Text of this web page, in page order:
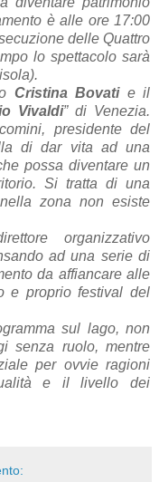
è alle ore 17:00
delle Quattro
lo spettacolo sarà
Cristina Bovatie il
Vivaldi” di Venezia.
presidente del
di dar vita ad una
possa diventare un
Si tratta di una
zona non esiste
organizzativo
ad una serie di
da affiancare alle
e proprio festival del
sul lago, non
senza ruolo, mentre
per ovvie ragioni
e il livello dei